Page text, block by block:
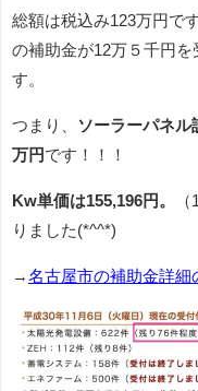
総額は税込み123万円
の補助金が12万５千円を
す。
つまり、
ソーラーパネル
万円 です！！！
Kw単価は155,196円。
りました(*^^*)
→ 名古屋市の補助金詳細